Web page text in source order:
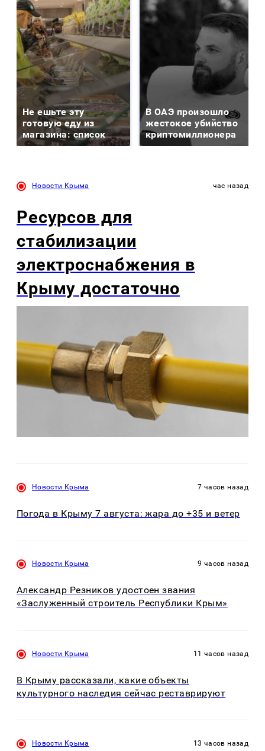
Не ешьте эту
готовую еду из
магазина: список
В ОАЭ произошло
жестокое убийство
криптомиллионера
Новости Крыма час назад
Ресурсов для
стабилизации
электроснабжения в
Крыму достаточно
Новости Крыма 7 часов назад
Погода в Крыму 7 августа: жара до +35 и ветер
Новости Крыма 9 часов назад
Александр Резников удостоен звания
«Заслуженный строитель Республики Крым»
Новости Крыма 11 часов назад
В Крыму рассказали, какие объекты
культурного наследия сейчас реставрируют
Новости Крыма 13 часов назад